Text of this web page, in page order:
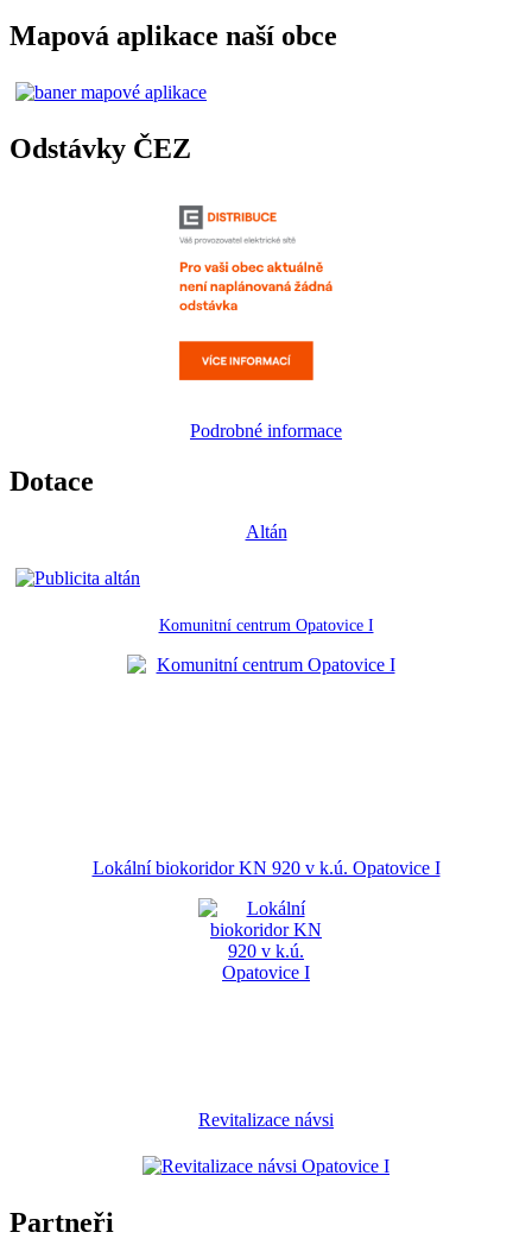
Mapová aplikace naší obce
Odstávky ČEZ
Podrobné informace
Dotace
Altán
Komunitní centrum Opatovice I
Lokální biokoridor KN 920 v k.ú. Opatovice I
Revitalizace návsi
Partneři